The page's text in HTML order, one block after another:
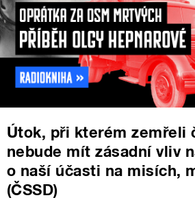
Útok, při kterém zemřeli
nebude mít zásadní vliv
o naší účasti na misích,
(ČSSD)